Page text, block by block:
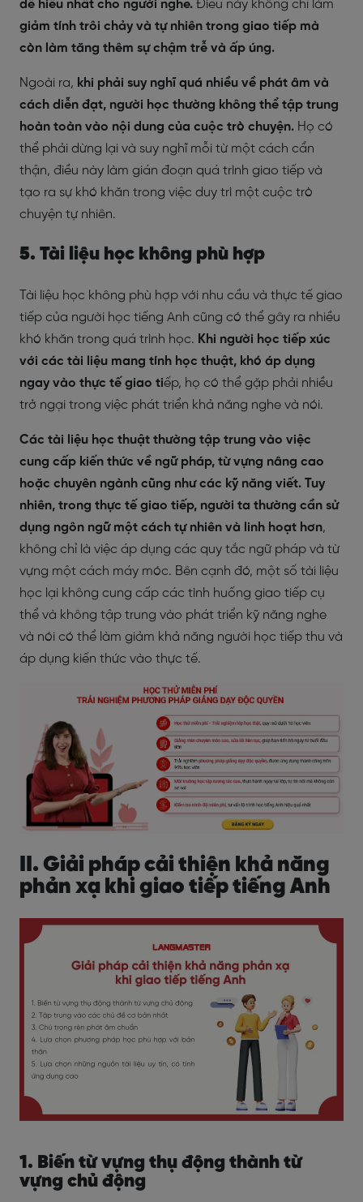
dễ hiểu nhất cho người nghe. Điều này không chỉ làm
giảm tính trôi chảy và tự nhiên trong giao tiếp mà
còn làm tăng thêm sự chậm trễ và ấp úng.
Ngoài ra, khi phải suy nghĩ quá nhiều về phát âm và
cách diễn đạt, người học thường không thể tập trung
hoàn toàn vào nội dung của cuộc trò chuyện. Họ có
thể phải dừng lại và suy nghĩ mỗi từ một cách cẩn
thận, điều này làm gián đoạn quá trình giao tiếp và
tạo ra sự khó khăn trong việc duy trì một cuộc trò
chuyện tự nhiên.
5. Tài liệu học không phù hợp
Tài liệu học không phù hợp với nhu cầu và thực tế giao
tiếp của người học tiếng Anh cũng có thể gây ra nhiều
khó khăn trong quá trình học. Khi người học tiếp xúc
với các tài liệu mang tính học thuật, khó áp dụng
ngay vào thực tế giao tiếp, họ có thể gặp phải nhiều
trở ngại trong việc phát triển khả năng nghe và nói.
Các tài liệu học thuật thường tập trung vào việc
cung cấp kiến thức về ngữ pháp, từ vựng nâng cao
hoặc chuyên ngành cũng như các kỹ năng viết. Tuy
nhiên, trong thực tế giao tiếp, người ta thường cần sử
dụng ngôn ngữ một cách tự nhiên và linh hoạt hơn,
không chỉ là việc áp dụng các quy tắc ngữ pháp và từ
vựng một cách máy móc. Bên cạnh đó, một số tài liệu
học lại không cung cấp các tình huống giao tiếp cụ
thể và không tập trung vào phát triển kỹ năng nghe
và nói có thể làm giảm khả năng người học tiếp thu và
áp dụng kiến thức vào thực tế.
II. Giải pháp cải thiện khả năng
phản xạ khi giao tiếp tiếng Anh
1. Biến từ vựng thụ động thành từ
vựng chủ động